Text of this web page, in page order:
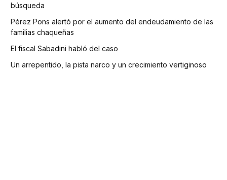
búsqueda
Pérez Pons alertó por el aumento del endeudamiento de las
familias chaqueñas
El fiscal Sabadini habló del caso
Un arrepentido, la pista narco y un crecimiento vertiginoso